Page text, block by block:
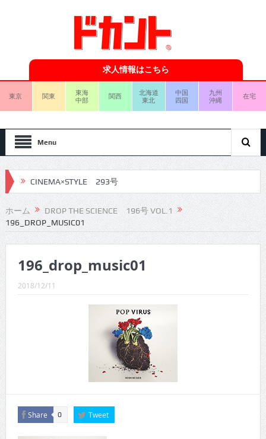
求人情報はこちら
東京 関東
東海
中部
関西
北海道
東北
中国
四国
九州
沖縄
在宅
Menu
CINEMA×STYLE 293号
CINEMA×STYLE 292号
CINEMA×STYLE 291号
CINEMA×STYLE 289号
CINEMA×STYLE 287号
CINEMA×STYLE 286号
CINEMA×STYLE 285号
CINEMA×STYLE 294号
ホーム
DROP THE SCIENCE 196号 VOL.1
196_DROP_MUSIC01
196_drop_music01
2018/12/11
Share 0 Tweet